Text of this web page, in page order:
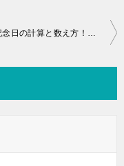
結婚記念日の計算と数え方！呼び方とその意味を正確に把握しましょう